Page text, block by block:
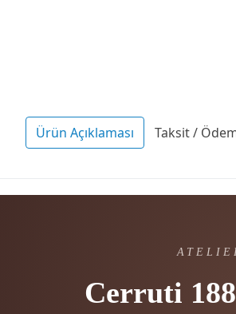
Ürün Açıklaması Taksit /
Cerruti